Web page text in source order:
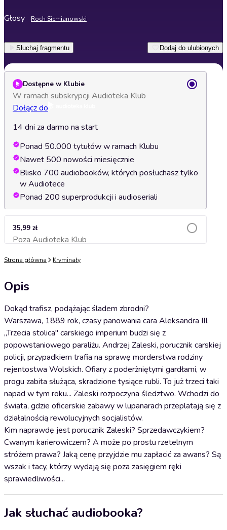
Głosy Roch Siemianowski
Słuchaj fragmentu Dodaj do ulubionych
Dostępne w Klubie
W ramach subskrypcji Audioteka Klub
Dołącz do
14 dni za darmo na start
Ponad 50.000 tytułów w ramach Klubu
Nawet 500 nowości miesięcznie
Blisko 700 audiobooków, których posłuchasz tylko
w Audiotece
Ponad 200 superprodukcji i audioseriali
35,99 zł
Poza Audioteka KlubDodaj do koszyka
Strona główna Kryminały
Opis
Dokąd trafisz, podążając śladem zbrodni?
Warszawa, 1889 rok, czasy panowania cara Aleksandra III.
„Trzecia stolica" carskiego imperium budzi się z
popowstaniowego paraliżu. Andrzej Zaleski, porucznik carskiej
policji, przypadkiem trafia na sprawę morderstwa rodziny
rejentostwa Wolskich. Ofiary z poderżniętymi gardłami, w
progu zabita służąca, skradzione tysiące rubli. To już trzeci taki
napad w tym roku... Zaleski rozpoczyna śledztwo. Wchodzi do
świata, gdzie oficerskie zabawy w lupanarach przeplatają się z
działalnością rewolucyjnych socjalistów.
Kim naprawdę jest porucznik Zaleski? Sprzedawczykiem?
Cwanym karierowiczem? A może po prostu rzetelnym
stróżem prawa? Jaką cenę przyjdzie mu zapłacić za awans? Są
wszak i tacy, którzy wydają się poza zasięgiem ręki
sprawiedliwości...
Jak słuchać audiobooka?